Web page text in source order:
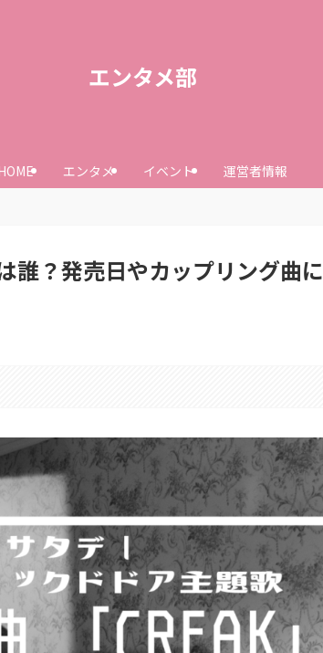
エンタメ部
エンタメ イベント 運営者情報
誰？発売日やカップリング曲に